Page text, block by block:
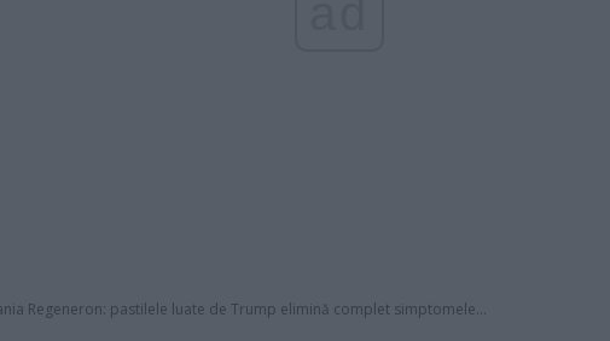
Regeneron: pastilele luate de Trump elimină complet simptomele...